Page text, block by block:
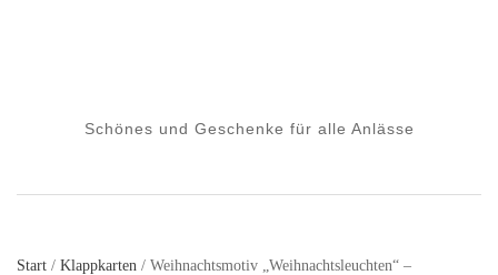
Schönes und Geschenke für alle Anlässe
Start / Klappkarten / Weihnachtsmotiv „Weihnachtsleuchten“ –